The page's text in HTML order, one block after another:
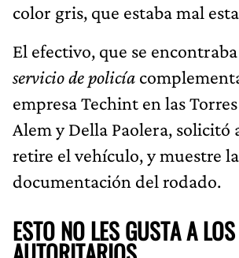
color gris, que estaba mal
El efectivo, que se
servicio de policía
empresa Techint en las
Alem y Della Paolera, solicitó
retire el vehículo, y muestre la
documentación del rodado.
ESTO NO LES GUSTA A LOS